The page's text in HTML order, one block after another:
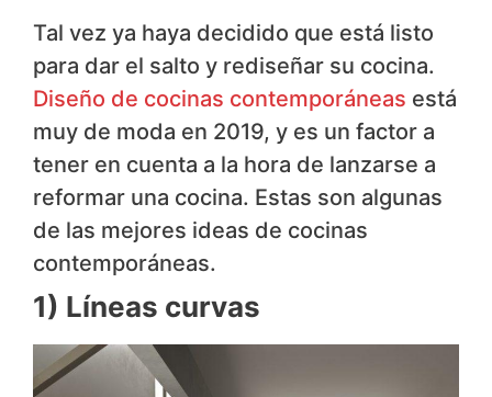
Tal vez ya haya decidido que está listo
para dar el salto y rediseñar su cocina.
Diseño de cocinas contemporáneas ​está
muy de moda en 2019, y es un factor a
tener en cuenta a la hora de lanzarse a
reformar una cocina. Estas son algunas
de las mejores ideas de cocinas
contemporáneas.
1) Líneas curvas